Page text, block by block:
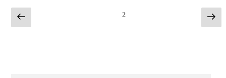
Previous
page
Page2